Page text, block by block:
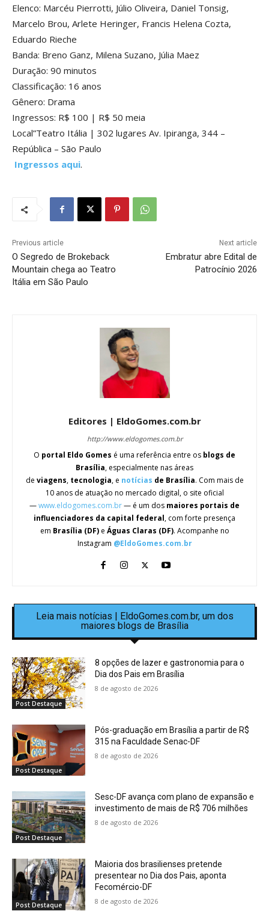
Elenco: Marcéu Pierrotti, Júlio Oliveira, Daniel Tonsig,
Marcelo Brou, Arlete Heringer, Francis Helena Cozta,
Eduardo Rieche
Banda: Breno Ganz, Milena Suzano, Júlia Maez
Duração: 90 minutos
Classificação: 16 anos
Gênero: Drama
Ingressos: R$ 100 | R$ 50 meia
Local”Teatro Itália | 302 lugares Av. Ipiranga, 344 –
República – São Paulo
Ingressos aqui.
Previous article
O Segredo de Brokeback
Mountain chega ao Teatro
Itália em São Paulo
Next article
Embratur abre Edital de
Patrocínio 2026
Editores | EldoGomes.com.br
http://www.eldogomes.com.br
O portal Eldo Gomes é uma referência entre os blogs de
Brasília, especialmente nas áreas
de viagens, tecnologia, e notícias de Brasília. Com mais de
10 anos de atuação no mercado digital, o site oficial
—www.eldogomes.com.br— é um dos maiores portais de
influenciadores da capital federal, com forte presença
em Brasília (DF)e Águas Claras (DF). Acompanhe no
Instagram @EldoGomes.com.br
Leia mais notícias | EldoGomes.com.br, um dos
maiores blogs de Brasília
Post Destaque
8 opções de lazer e gastronomia para o
Dia dos Pais em Brasília
8 de agosto de 2026
Post Destaque
Pós-graduação em Brasília a partir de R$
315 na Faculdade Senac-DF
8 de agosto de 2026
Post Destaque
Sesc-DF avança com plano de expansão e
investimento de mais de R$ 706 milhões
8 de agosto de 2026
Post Destaque
Maioria dos brasilienses pretende
presentear no Dia dos Pais, aponta
Fecomércio-DF
8 de agosto de 2026